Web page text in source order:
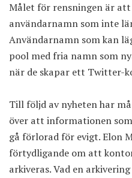
Målet för rensningen är
användarnamn som inte
Användarnamn som kan
pool med fria namn som
när de skapar ett Twitter-
Till följd av nyheten har
över att informationen
gå förlorad för evigt. Elon
förtydligande om att
arkiveras. Vad en